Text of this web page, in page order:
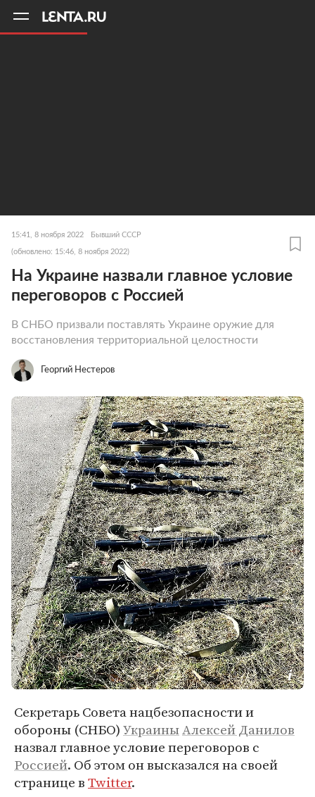
15:41, 8 ноября 2022 Бывший СССР
(обновлено: 15:46, 8 ноября 2022)
На Украине назвали главное условие
переговоров с Россией
В СНБО призвали поставлять Украине оружие для
восстановления территориальной целостности
Георгий Нестеров
Секретарь Совета нацбезопасности и
обороны (СНБО)УкраиныАлексей Данилов
назвал главное условие переговоров с
Россией. Об этом он высказался на своей
странице вTwitter.